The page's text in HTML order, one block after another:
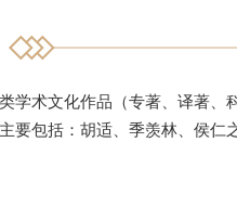
术文化作品（专著、译著、
包括：胡适、季羡林、侯仁